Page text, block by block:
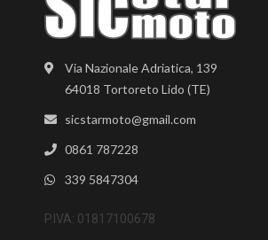
Via Nazionale Adriatica, 139
64018 Tortoreto Lido (TE)
sicstarmoto@gmail.com
0861 787228
339 5847304
P.IVA: 01817100678